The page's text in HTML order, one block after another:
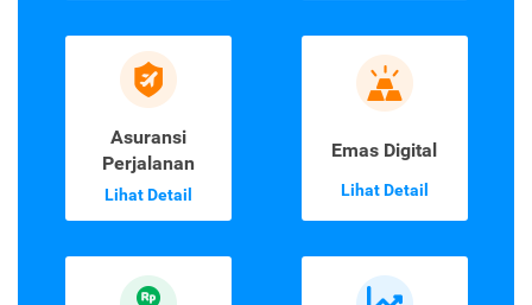
Asuransi
Perjalanan
Lihat Detail
Emas Digital
Lihat Detail